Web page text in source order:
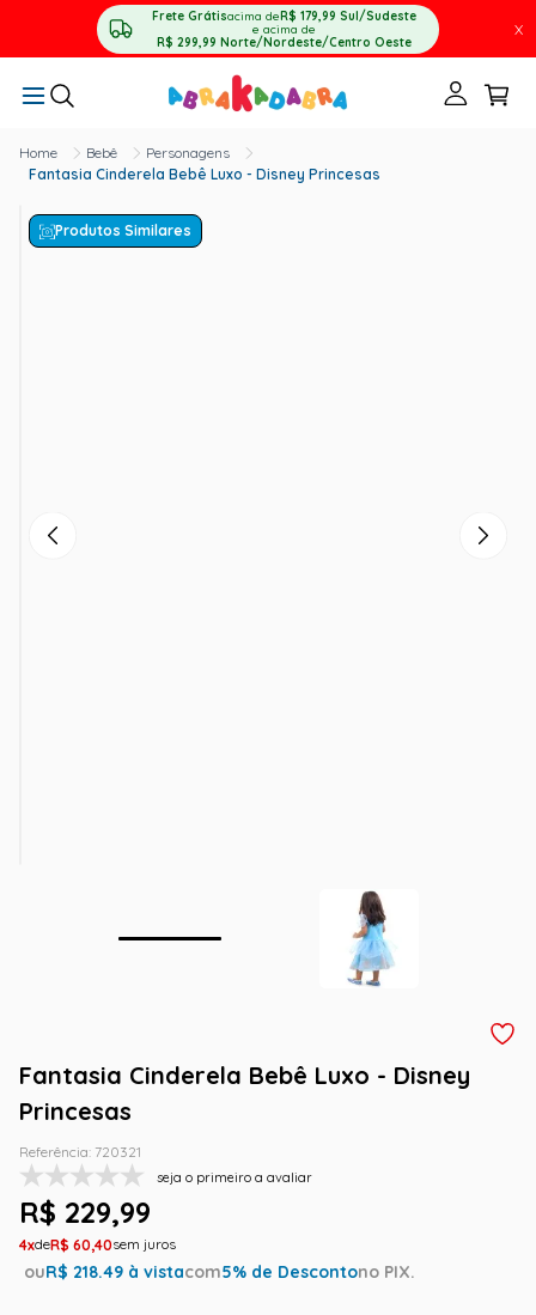
Frete Grátisacima deR$ 179,99 Sul/Sudeste
e acima de
R$ 299,99 Norte/Nordeste/Centro Oeste
X
Bebê
Personagens
Fantasia Cinderela Bebê Luxo - Disney Princesas
Produtos Similares
Fantasia Cinderela Bebê Luxo - Disney
Princesas
Referência: 720321
seja o primeiro a avaliar
R$ 229,99
4 R$ 60,40
ouR$ 218.49 à vistacom5% de Descontono PIX.